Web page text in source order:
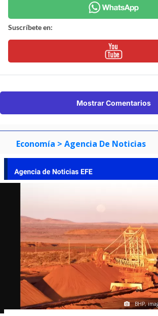
Suscríbete en:
Mostrar Comentarios
Economía > Agencia De Noticias
BHP,